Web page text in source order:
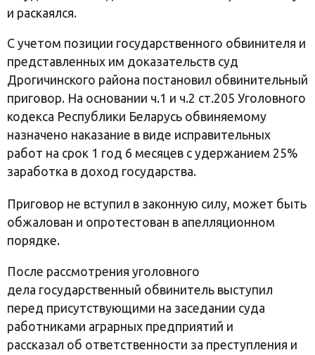
и раскаялся.
С учетом позиции государственного обвинителя и
представленных им доказательств суд
Дрогичинского района постановил обвинительный
приговор. На основании ч.1 и ч.2 ст.205 Уголовного
кодекса Республики Беларусь обвиняемому
назначено наказание в виде исправительных
работ на срок 1 год 6 месяцев с удержанием 25%
заработка в доход государства.
Приговор не вступил в законную силу, может быть
обжалован и опротестован в апелляционном
порядке.
После рассмотрения уголовного
дела государственный обвинитель выступил
перед присутствующими на заседании суда
работниками аграрных предприятий и
рассказал об ответственности за преступления и